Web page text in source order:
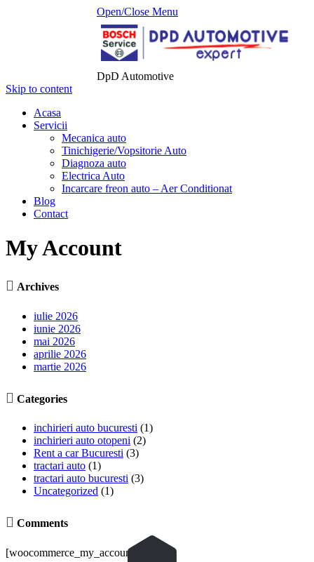
Open/Close Menu
DpD Automotive
Skip to content
Acasa
Servicii
Mecanica auto
Tinichigerie/Vopsitorie Auto
Diagnoza auto
Electrica Auto
Incarcare freon auto – Aer Conditionat
Blog
Contact
My Account
 Archives
iulie 2026
iunie 2026
mai 2026
aprilie 2026
martie 2026
 Categories
inchirieri auto bucuresti (1)
inchirieri auto otopeni (2)
Rent a car Bucuresti (3)
tractari auto (1)
tractari auto bucuresti (3)
Uncategorized (1)
 Comments
[woocommerce_my_account]